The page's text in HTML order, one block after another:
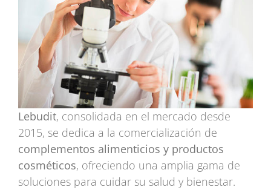
Lebudit, consolidada en el mercado desde
2015, se dedica a la comercialización de
complementos alimenticios y productos
cosméticos, ofreciendo una amplia gama de
soluciones para cuidar su salud y bienestar.